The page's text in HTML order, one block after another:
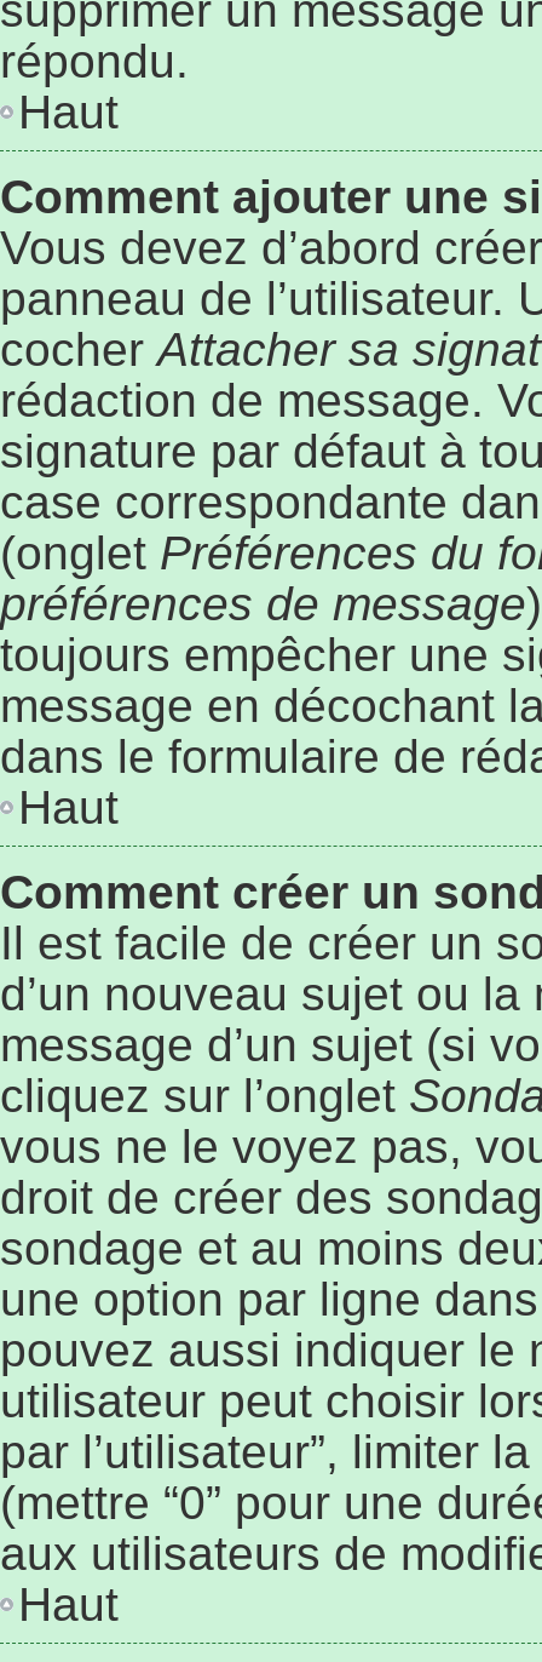
répondu.
Haut
Comment ajouter une
Vous devez d’abord
panneau de l’utilisateur.
cocherAttacher sa
rédaction de message.
signature par défaut à
case correspondante
(onglet Préférences du
préférences de message
toujours empêcher une
message en décochant
dans le formulaire de
Haut
Comment créer un
Il est facile de créer un
d’un nouveau sujet ou
message d’un sujet (si
cliquez sur l’onglet
vous ne le voyez pas,
droit de créer des
sondage et au moins
une option par ligne
pouvez aussi indiquer le
utilisateur peut choisir
par l’utilisateur”, limiter
(mettre “0” pour une
aux utilisateurs de
Haut